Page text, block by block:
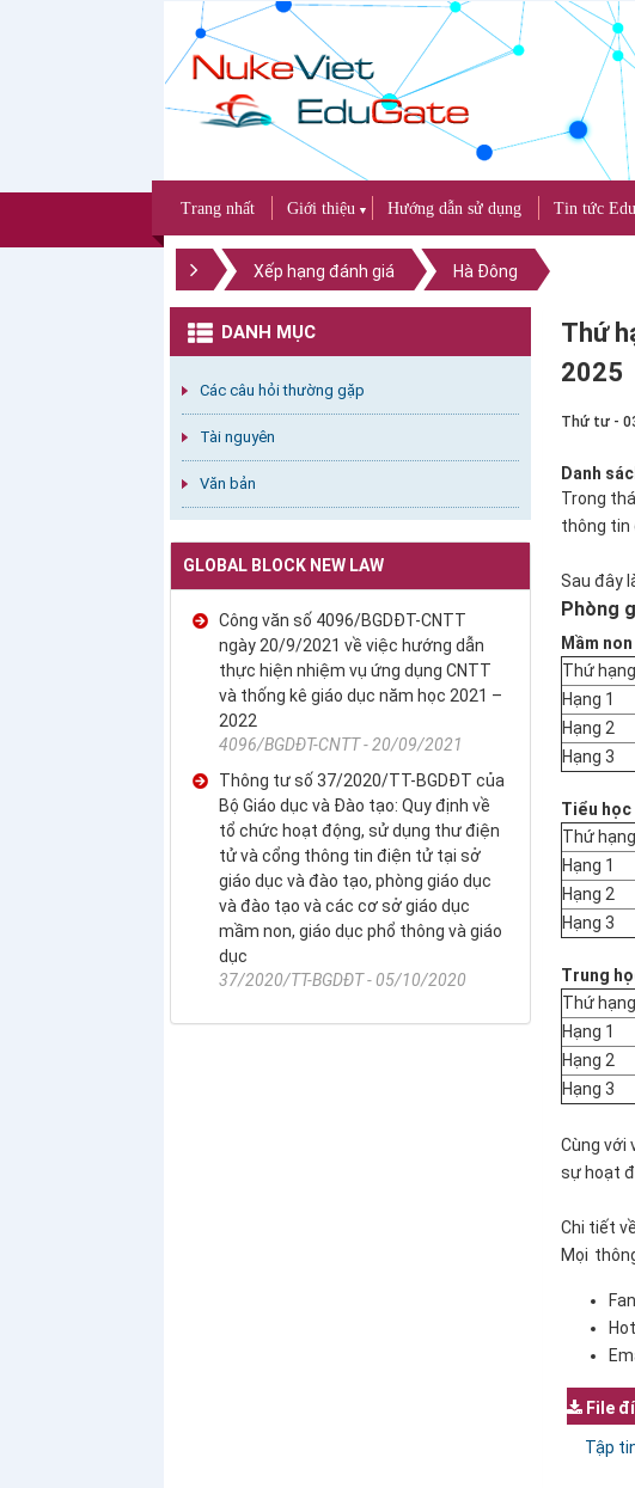
Trang nhất Giới thiệu ▼ Hướng dẫn sử dụng Tin tức
Xếp hạng đánh giá Hà Đông
Thứ
2025
Thứ tư -
Danh
Trong
thông tin
Sau đây
Phòng
Mầm
Thứ hạng
Hạng 1
Hạng 2
Hạng 3
Tiểu học
Thứ hạng
Hạng 1
Hạng 2
Hạng 3
Trung
Thứ hạng
Hạng 1
Hạng 2
Hạng 3
Cùng với
sự hoạt
Chi tiết
Mọi
File
Tập
DANH MỤC
Các câu hỏi thường gặp
Tài nguyên
Văn bản
GLOBAL BLOCK NEW LAW
Công văn số 4096/BGDĐT-CNTT
ngày 20/9/2021 về việc hướng dẫn
thực hiện nhiệm vụ ứng dụng CNTT
và thống kê giáo dục năm học 2021 –
2022
4096/BGDĐT-CNTT - 20/09/2021
Thông tư số 37/2020/TT-BGDĐT của
Bộ Giáo dục và Đào tạo: Quy định về
tổ chức hoạt động, sử dụng thư điện
tử và cổng thông tin điện tử tại sở
giáo dục và đào tạo, phòng giáo dục
và đào tạo và các cơ sở giáo dục
mầm non, giáo dục phổ thông và giáo
dục
37/2020/TT-BGDĐT - 05/10/2020